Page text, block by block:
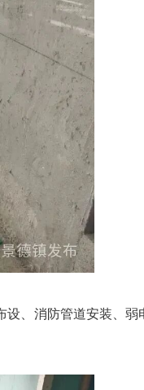
、消防管道安装、弱